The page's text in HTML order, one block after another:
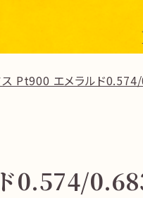
ス Pt900 エメラルド
ド0.574/